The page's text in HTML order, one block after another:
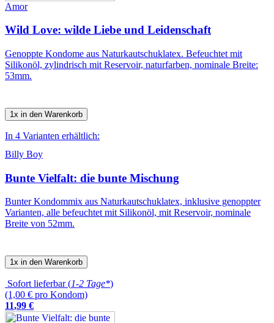
Amor
Wild Love: wilde Liebe und Leidenschaft
Genoppte Kondome aus Naturkautschuklatex. Befeuchtet mit
Silikonöl, zylindrisch mit Reservoir, naturfarben, nominale Breite:
53mm.
1x in den Warenkorb
In 4 Varianten erhältlich:
Billy Boy
Bunte Vielfalt: die bunte Mischung
Bunter Kondommix aus Naturkautschuklatex, inklusive genoppter
Varianten, alle befeuchtet mit Silikonöl, mit Reservoir, nominale
Breite von 52mm.
1x in den Warenkorb
Sofort lieferbar (1-2 Tage*)
(1,00 € pro Kondom)
11,99 €